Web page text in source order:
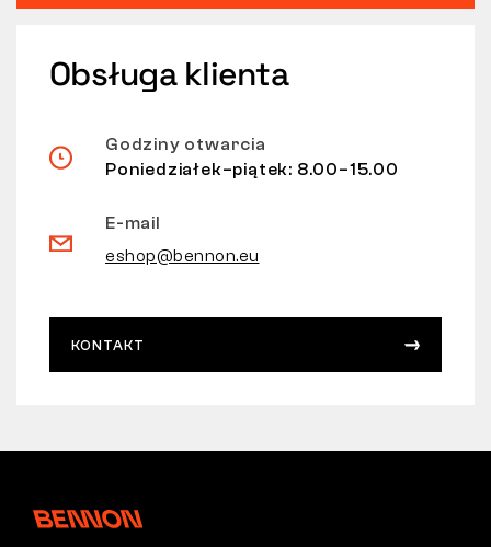
Obsługa klienta
Godziny otwarcia
Poniedziałek–piątek: 8.00–15.00
E-mail
eshop@bennon.eu
KONTAKT